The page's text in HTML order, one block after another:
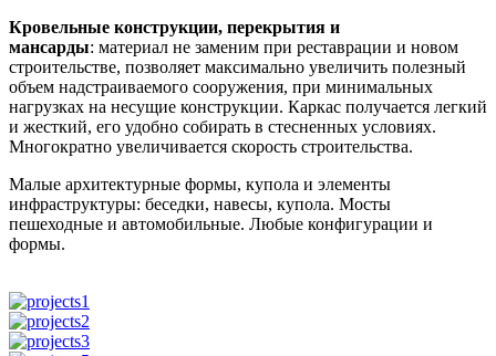
Кровельные конструкции, перекрытия и
мансарды: материал не заменим при реставрации и новом
строительстве, позволяет максимально увеличить полезный
объем надстраиваемого сооружения, при минимальных
нагрузках на несущие конструкции. Каркас получается легкий
и жесткий, его удобно собирать в стесненных условиях.
Многократно увеличивается скорость строительства.
Малые архитектурные формы, купола и элементы
инфраструктуры: беседки, навесы, купола. Мосты
пешеходные и автомобильные. Любые конфигурации и
формы.